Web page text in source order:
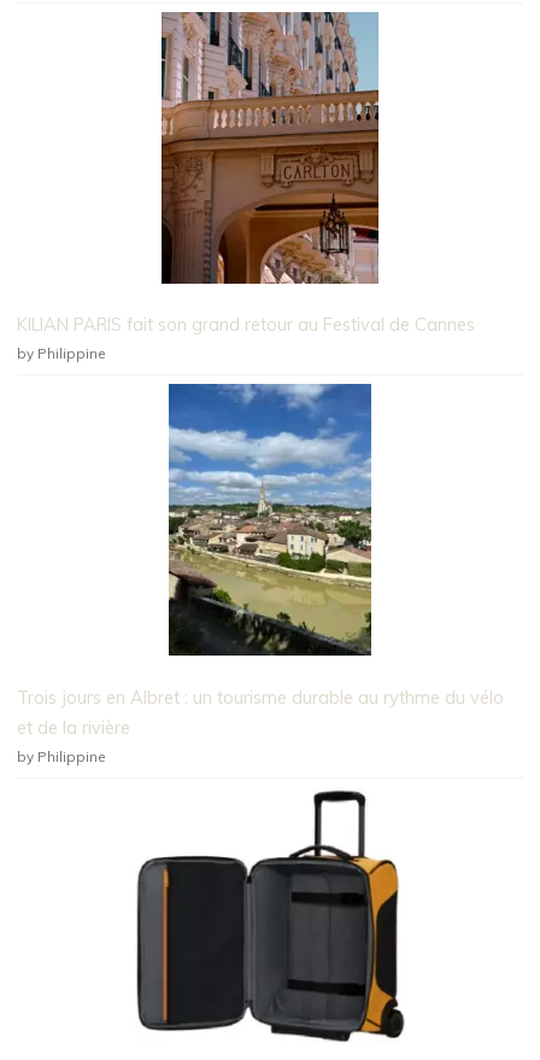
KILIAN PARIS fait son grand retour au Festival de Cannes
by Philippine
Trois jours en Albret : un tourisme durable au rythme du vélo
et de la rivière
by Philippine